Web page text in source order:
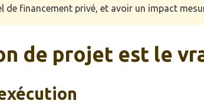
financement privé, et avoir un impact
de projet est le